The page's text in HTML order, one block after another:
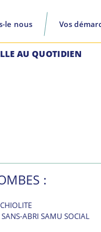
le nous Vos
AU QUOTIDIEN
:
ABRI SAMU SOCIAL